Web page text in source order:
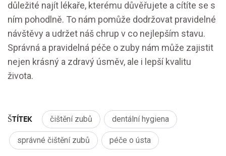
důležité najít lékaře, kterému důvěřujete a cítíte se s
ním pohodlně. To nám pomůže dodržovat pravidelné
návštěvy a udržet náš chrup v co nejlepším stavu.
Správná a pravidelná péče o zuby nám může zajistit
nejen krásný a zdravý úsměv, ale i lepší kvalitu
života.
ŠTÍTEK čištění zubů dentální hygiena
správné čištění zubů péče o ústa